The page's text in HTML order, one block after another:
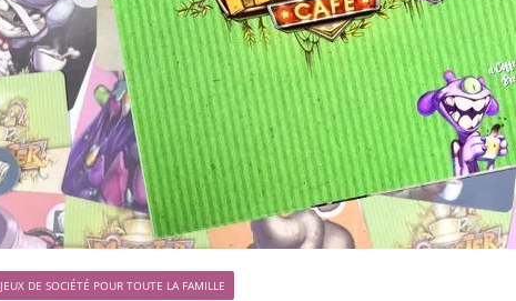
JEUX DE SOCIÉTÉ POUR TOUTE LA FAMILLE